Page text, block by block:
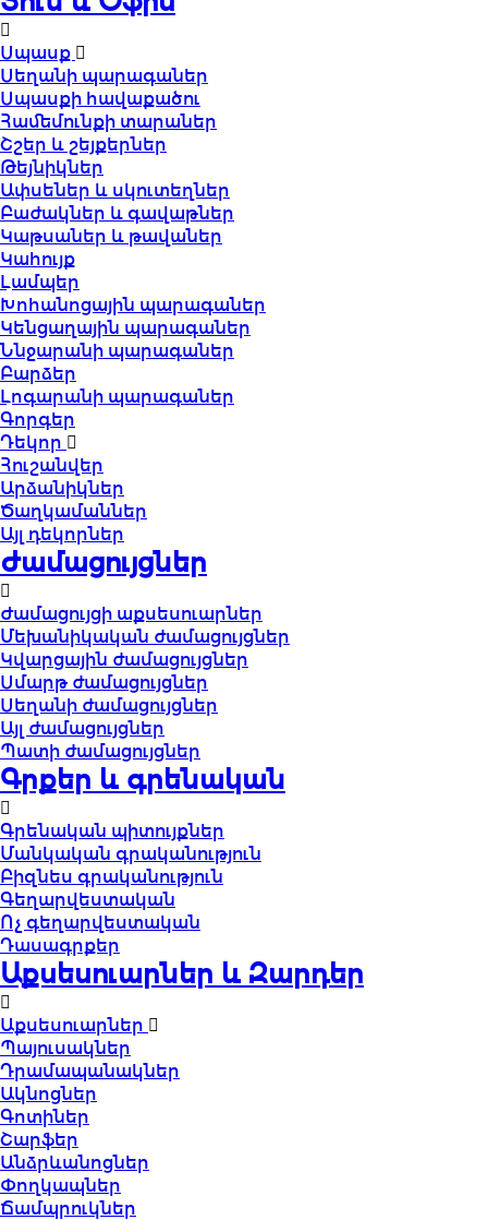
Սպասք
Սեղանի պարագաներ
Սպասքի հավաքածու
Համեմունքի տարաներ
Շշեր և շեյքերներ
Թեյնիկներ
Ափսեներ և սկուտեղներ
Բաժակներ և գավաթներ
Կաթսաներ և թավաներ
Կահույք
Լամպեր
Խոհանոցային պարագաներ
Կենցաղային պարագաներ
Ննջարանի պարագաներ
Բարձեր
Լոգարանի պարագաներ
Գորգեր
Դեկոր
Հուշանվեր
Արձանիկներ
Ծաղկամաններ
Այլ դեկորներ
Ժամացույցներ
Ժամացույցի աքսեսուարներ
Մեխանիկական ժամացույցներ
Կվարցային ժամացույցներ
Սմարթ ժամացույցներ
Սեղանի ժամացույցներ
Այլ ժամացույցներ
Պատի ժամացույցներ
Գրքեր և գրենական
Գրենական պիտույքներ
Մանկական գրականություն
Բիզնես գրականություն
Գեղարվեստական
Ոչ գեղարվեստական
Դասագրքեր
Աքսեսուարներ և Զարդեր
Աքսեսուարներ
Պայուսակներ
Դրամապանակներ
Ակնոցներ
Գոտիներ
Շարֆեր
Անձրևանոցներ
Փողկապներ
Ճամպրուկներ